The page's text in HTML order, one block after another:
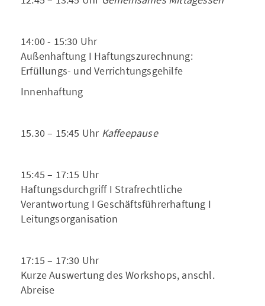
14:00 - 15:30 Uhr
Außenhaftung I Haftungszurechnung:
Erfüllungs- und Verrichtungsgehilfe
Innenhaftung
15.30 – 15:45 Uhr Kaffeepause
15:45 – 17:15 Uhr
Haftungsdurchgriff I Strafrechtliche
Verantwortung I Geschäftsführerhaftung I
Leitungsorganisation
17:15 – 17:30 Uhr
Kurze Auswertung des Workshops, anschl.
Abreise